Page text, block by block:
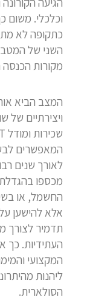
וכלכלי. משום
כתקופה לא
השני של
מקורות הכנסה
המצב הביא
ויצירתיים של
המאפשרים
לאורך שנים
מכספו
החשמל, או
אלא להישען
תדמיר לצורך
העתידיות. כך
המקצועי
ליהנות
הסולארית.